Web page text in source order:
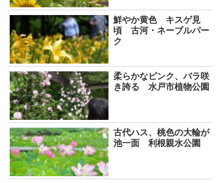
鮮やか黄色 キスゲ見
頃 古河・ネーブルパー
ク
柔らかなピンク、バラ咲
き誇る 水戸市植物公園
古代ハス、桃色の大輪が
池一面 利根親水公園